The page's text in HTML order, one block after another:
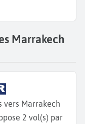
Marrakech
vers Marrakech
2 vol(s) par